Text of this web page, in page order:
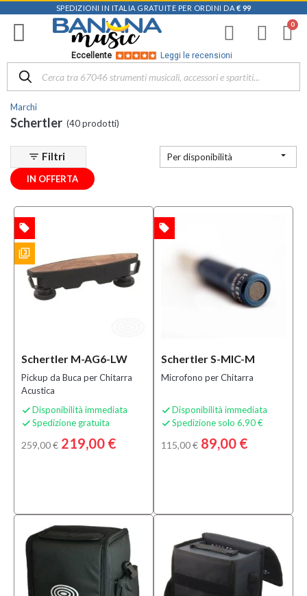
SPEDIZIONI IN ITALIA GRATUITE PER ORDINI DA € 99
Eccellente Leggi le recensioni
Marchi
Schertler (40 prodotti)
Filtra
i
risultati
Disponibile
in
Negozio
Music |
Vicenza
(6)
| Altavilla
Vicentina
(2)
Categoria
Amplificatori
(2)
Effetti
(2)
MOSTRA
TUTTI
Amplificatori
per Chitarra
Acustica
Impianti
IN OFFERTA
filter_list Filtri Per disponibilità 
Schertler M-AG6-LW
Pickup da Buca per Chitarra
Acustica
 Disponibilità immediata
 Spedizione gratuita
259,00 € 219,00 €
local_offer
filter_3
Schertler S-MIC-M
Microfono per Chitarra
 Disponibilità immediata
 Spedizione solo 6,90 €
115,00 € 89,00 €
local_offer